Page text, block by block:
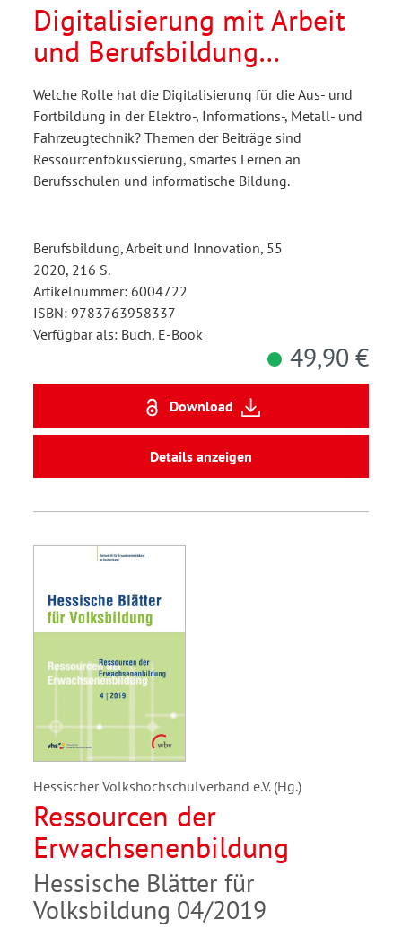
Digitalisierung mit Arbeit
und Berufsbildung
nachhaltig gestalten
Welche Rolle hat die Digitalisierung für die Aus- und
Fortbildung in der Elektro-, Informations-, Metall- und
Fahrzeugtechnik? Themen der Beiträge sind
Ressourcenfokussierung, smartes Lernen an
Berufsschulen und informatische Bildung.
Berufsbildung, Arbeit und Innovation, 55
2020, 216 S.
Artikelnummer: 6004722
ISBN: 9783763958337
Verfügbar als: Buch, E-Book
49,90 €
Download
Details anzeigen
Hessischer Volkshochschulverband e.V. (Hg.)
Ressourcen der
Erwachsenenbildung
Hessische Blätter für
Volksbildung 04/2019